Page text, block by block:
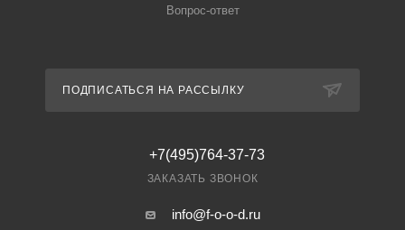
Вопрос-ответ
ПОДПИСАТЬСЯ НА РАССЫЛКУ
+7(495)764-37-73
ЗАКАЗАТЬ ЗВОНОК
info@f-o-o-d.ru